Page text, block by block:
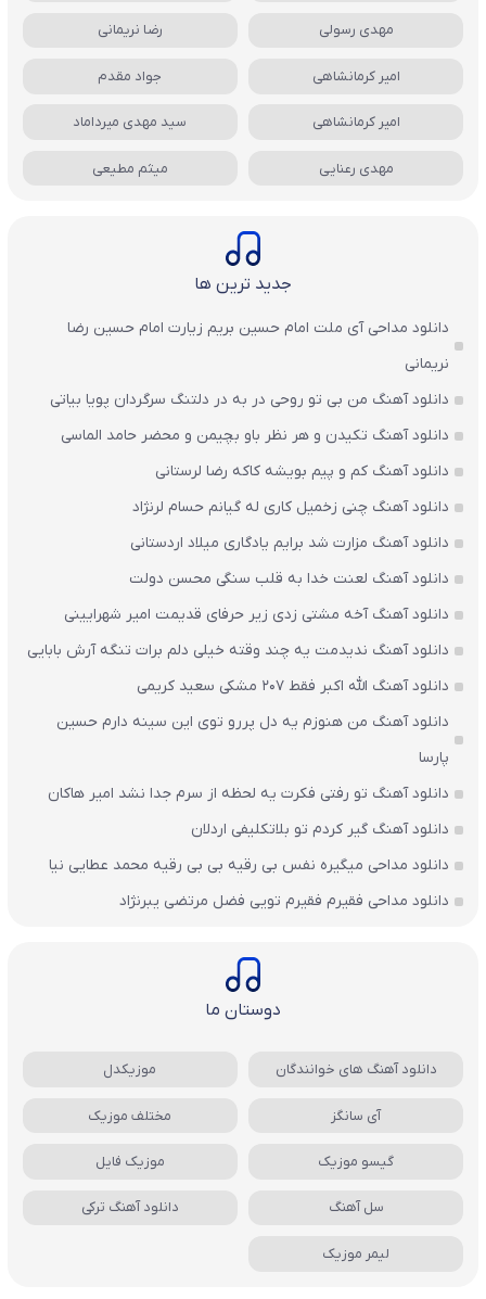
مهدی رسولی رضا نریمانی
امیر کرمانشاهی جواد مقدم
امیر کرمانشاهی سید مهدی میرداماد
مهدی رعنایی میثم مطیعی
جدید ترین ها
دانلود مداحی آی ملت امام حسین بریم زیارت امام حسین رضا
نریمانی
دانلود آهنگ من بی تو روحی در به در دلتنگ سرگردان پویا بیاتی
دانلود آهنگ تکیدن و هر نظر باو بچیمن و محضر حامد الماسی
دانلود آهنگ کم و پیم بویشه کاکه رضا لرستانی
دانلود آهنگ چنی زخمیل کاری له گیانم حسام لرنژاد
دانلود آهنگ مزارت شد برایم یادگاری میلاد اردستانی
دانلود آهنگ لعنت خدا به قلب سنگی محسن دولت
دانلود آهنگ آخه مشتی زدی زیر حرفای قدیمت امیر شهرایینی
دانلود آهنگ ندیدمت یه چند وقته خیلی دلم برات تنگه آرش بابایی
دانلود آهنگ الله اکبر فقط 207 مشکی سعید کریمی
دانلود آهنگ من هنوزم یه دل پررو توی این سینه دارم حسین
پارسا
دانلود آهنگ تو رفتی فکرت یه لحظه از سرم جدا نشد امیر هاکان
دانلود آهنگ گیر کردم تو بلاتکلیفی اردلان
دانلود مداحی میگیره نفس بی رقیه بی بی رقیه محمد عطایی نیا
دانلود مداحی فقیرم فقیرم تویی فضل مرتضی یبرنژاد
دوستان ما
دانلود آهنگ های خوانندگان موزیکدل
آی سانگز مختلف موزیک
گیسو موزیک موزیک فایل
سل آهنگ دانلود آهنگ ترکی
لیمر موزیک